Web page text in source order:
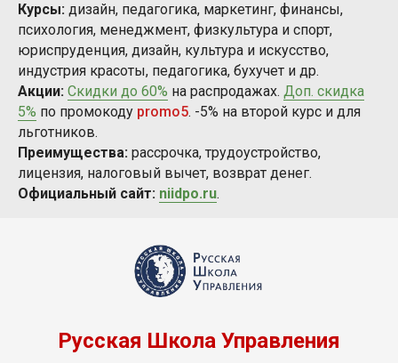
Курсы: дизайн, педагогика, маркетинг, финансы,
психология, менеджмент, физкультура и спорт,
юриспруденция, дизайн, культура и искусство,
индустрия красоты, педагогика, бухучет и др.
Акции: Скидки до 60% на распродажах. Доп. скидка
5% по промокоду promo5. -5% на второй курс и для
льготников.
Преимущества: рассрочка, трудоустройство,
лицензия, налоговый вычет, возврат денег.
Официальный сайт: niidpo.ru.
Русская Школа Управления